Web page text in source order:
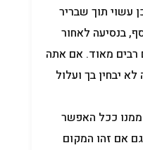
עשוי תוך שבריר
בנסיעה לאחור
רבים מאוד. אם אתה
יבחין בך ועלול
ככל האפשר
גם אם זהו המקום